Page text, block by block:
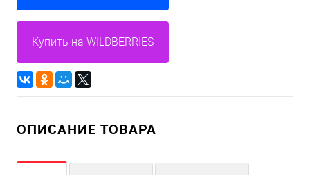
Купить на WILDBERRIES
ОПИСАНИЕ ТОВАРА